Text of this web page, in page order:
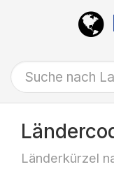
Länderkürzel